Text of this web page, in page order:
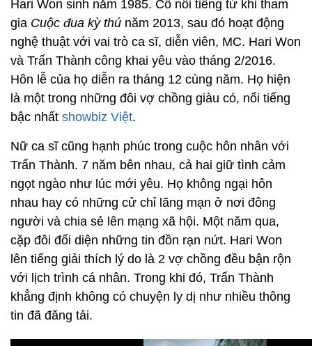
Hari Won sinh năm 1985. Cô nổi tiếng từ khi tham
gia Cuộc đua kỳ thú năm 2013, sau đó hoạt động
nghệ thuật với vai trò ca sĩ, diễn viên, MC. Hari Won
và Trấn Thành công khai yêu vào tháng 2/2016.
Hôn lễ của họ diễn ra tháng 12 cùng năm. Họ hiện
là một trong những đôi vợ chồng giàu có, nổi tiếng
bậc nhất showbiz Việt.
Nữ ca sĩ cũng hạnh phúc trong cuộc hôn nhân với
Trấn Thành. 7 năm bên nhau, cả hai giữ tình cảm
ngọt ngào như lúc mới yêu. Họ không ngại hôn
nhau hay có những cử chỉ lãng mạn ở nơi đông
người và chia sẻ lên mạng xã hội. Một năm qua,
cặp đôi đối diện những tin đồn rạn nứt. Hari Won
lên tiếng giải thích lý do là 2 vợ chồng đều bận rộn
với lịch trình cá nhân. Trong khi đó, Trấn Thành
khẳng định không có chuyện ly dị như nhiều thông
tin đã đăng tải.